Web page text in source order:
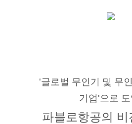
'글로벌 무인기 및 무
기업'으로 도
파블로항공의 비